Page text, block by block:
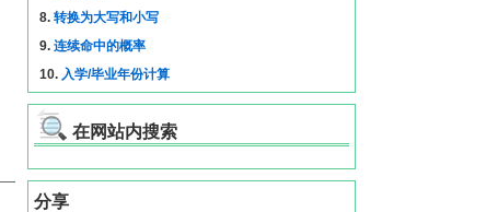
8. 转换为大写和小写
9. 连续命中的概率
10. 入学/毕业年份计算
在网站内搜索
分享